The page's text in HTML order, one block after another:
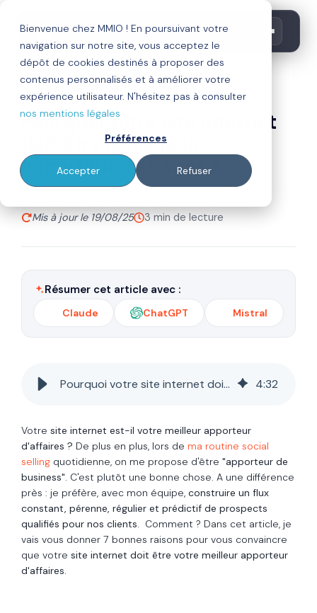
Bienvenue chez MMIO ! En poursuivant votre
navigation sur notre site, vous acceptez le
dépôt de cookies destinés à proposer des
contenus personnalisés et à améliorer votre
expérience utilisateur. N'hésitez pas à consulter
nos mentions légales
Préférences
Accepter Refuser
inbound marketing
Pourquoi votre site internet
doit être le meilleur
apporteur d'affaires ?
Mis à jour le 19/08/25
3 min de lecture
Résumer cet article avec :
Claude ChatGPT Mistral
Pourquoi votre site internet doit être le meilleur apporteur d'affaires ? 4:32
Votre site internet est-il votre meilleur apporteur
d'affaires ? De plus en plus, lors de ma routine social
selling quotidienne, on me propose d'être "apporteur de
business". C'est plutôt une bonne chose. A une différence
près : je préfère, avec mon équipe, construire un flux
constant, pérenne, régulier et prédictif de prospects
qualifiés pour nos clients. Comment ? Dans cet article, je
vais vous donner 7 bonnes raisons pour vous convaincre
que votre site internet doit être votre meilleur apporteur
d'affaires.